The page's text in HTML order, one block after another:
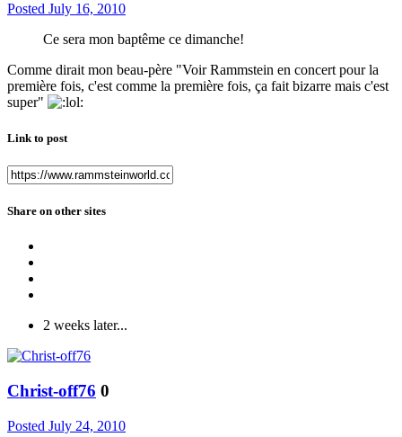
Posted July 16, 2010
Ce sera mon baptême ce dimanche!
Comme dirait mon beau-père "Voir Rammstein en concert pour la
première fois, c'est comme la première fois, ça fait bizarre mais c'est
super"
Link to post
Share on other sites
2 weeks later...
Christ-off76 0
Posted July 24, 2010